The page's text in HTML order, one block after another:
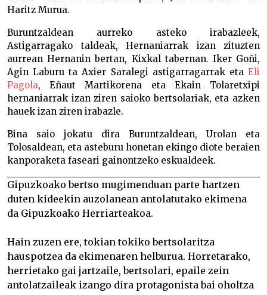
Haritz Murua.
Buruntzaldean aurreko asteko irabazleek,
Astigarragako taldeak, Hernaniarrak izan zituzten
aurrean Hernanin bertan, Kixkal tabernan. Iker Goñi,
Agin Laburu ta Axier Saralegi astigarragarrak eta Eli
Pagola, Eñaut Martikorena eta Ekain Tolaretxipi
hernaniarrak izan ziren saioko bertsolariak, eta azken
hauek izan ziren irabazle.
Bina saio jokatu dira Buruntzaldean, Urolan eta
Tolosaldean, eta asteburu honetan ekingo diote beraien
kanporaketa faseari gainontzeko eskualdeek.
Gipuzkoako bertso mugimenduan parte hartzen
duten kideekin auzolanean antolatutako ekimena
da Gipuzkoako Herriarteakoa.
Hain zuzen ere, tokian tokiko bertsolaritza
hauspotzea da ekimenaren helburua. Horretarako,
herrietako gai jartzaile, bertsolari, epaile zein
antolatzaileak izango dira protagonista bai oholtza